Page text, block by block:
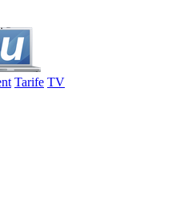
Tarife TV